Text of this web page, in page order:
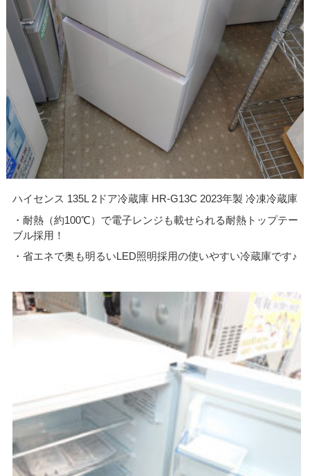
ハイセンス 135L 2ドア冷蔵庫 HR-G13C 2023年製 冷凍冷蔵庫
・耐熱（約100℃）で電子レンジも載せられる耐熱トップテー
ブル採用！
・省エネで奥も明るいLED照明採用の使いやすい冷蔵庫です♪